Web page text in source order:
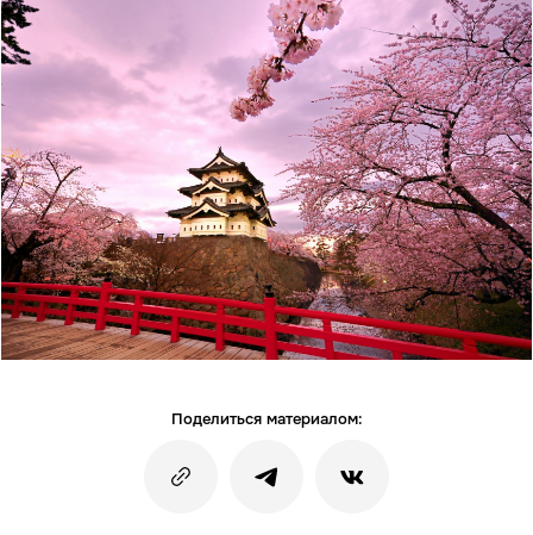
Поделиться материалом: